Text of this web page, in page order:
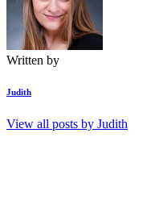
Written by
Judith
View all posts by Judith